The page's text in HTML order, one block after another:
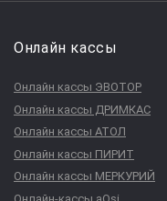
Онлайн кассы
Онлайн кассы ЭВОТОР
Онлайн кассы ДРИМКАС
Онлайн кассы АТОЛ
Онлайн кассы ПИРИТ
Онлайн кассы МЕРКУРИЙ